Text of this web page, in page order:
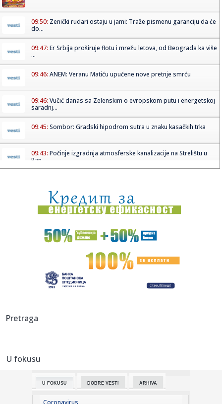
09:50: Zenički rudari ostaju u jami: Traže pismenu garanciju da će
do...
09:47: Er Srbija proširuje flotu i mrežu letova, od Beograda ka više
...
09:46: ANEM: Veranu Matiću upućene nove pretnje smrću
09:46: Vučić danas sa Zelenskim o evropskom putu i energetskoj
saradnj...
09:45: Sombor: Gradski hipodrom sutra u znaku kasačkih trka
09:43: Počinje izgradnja atmosferske kanalizacije na Strelištu u
Pan...
09:38:Partizanu stiže neočekivani, a veliki prihod
09:36:TOBOL DOŽIVEO DEBAKL PROTIV PARTIZANA, A SRBIN
OTKRIO ZAŠTO: Ot...
Мислите да живите здраво? Ових 8 ...
09:34:Kula: Kula spremna za „Petrovski 3 na 3“: Pobedniku
09:30:
09:29:
Vučić danas sa Zelenskim o evropskom putu i energetskoj
Pretraga
U fokusu
U FOKUSU DOBRE VESTI ARHIVA
Coronavirus